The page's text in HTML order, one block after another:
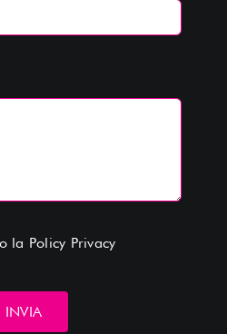
la Policy Privacy
INVIA